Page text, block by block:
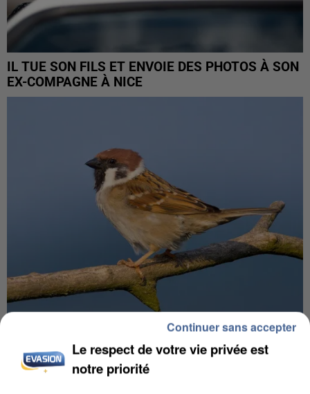
IL TUE SON FILS ET ENVOIE DES PHOTOS À SON
EX-COMPAGNE À NICE
APRÈS TOUTES CES CANICULES, LES REFUGES
DE FAUNE SAUVAGE SONT...
Le respect de votre vie privée est
notre priorité
Continuer sans accepter